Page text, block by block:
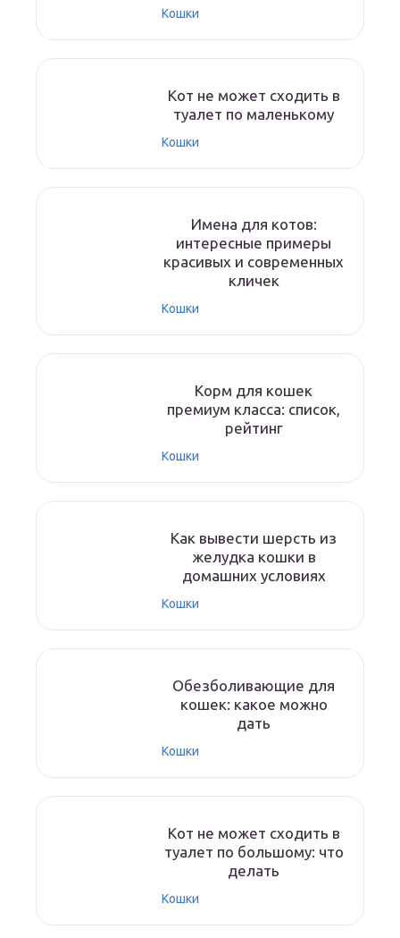
Кошки
Кот не может сходить в
туалет по маленькому
Кошки
Имена для котов:
интересные примеры
красивых и современных
кличек
Кошки
Корм для кошек
премиум класса: список,
рейтинг
Кошки
Как вывести шерсть из
желудка кошки в
домашних условиях
Кошки
Обезболивающие для
кошек: какое можно
дать
Кошки
Кот не может сходить в
туалет по большому: что
делать
Кошки